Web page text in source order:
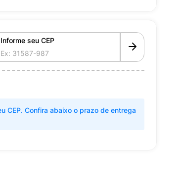
Informe seu CEP
CEP. Confira abaixo o prazo de entrega